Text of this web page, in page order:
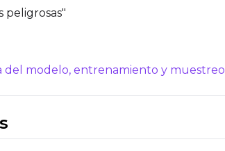
peligrosas"
del modelo, entrenamiento y muestreo